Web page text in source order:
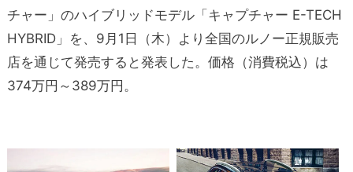
チャー」のハイブリッドモデル「キャプチャー E-TECH
HYBRID」を、9月1日（木）より全国のルノー正規販売
店を通じて発売すると発表した。価格（消費税込）は
374万円～389万円。